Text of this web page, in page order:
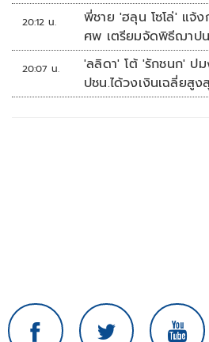
20:12 น.
พี่ชาย 'ฮลุน โซโล่' แจ้
ศพ เตรียมจัดพิธีฌาปน
20:07 น.
'ลลิดา' โต้ 'รักชนก' ป
ปชน.ได้วงเงินเฉลี่ยสูง